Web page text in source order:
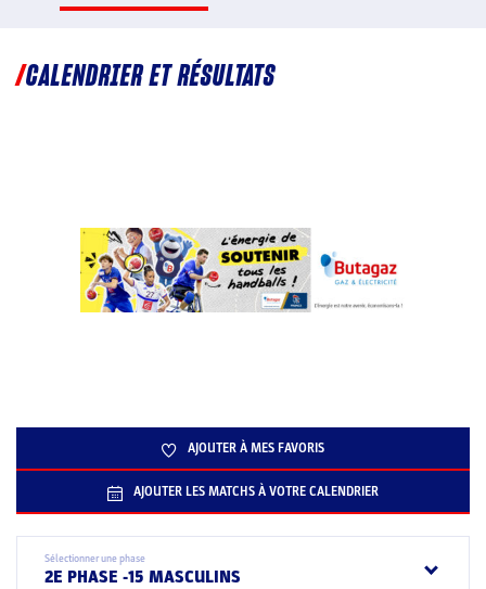
CALENDRIER ET RÉSULTATS
AJOUTER À MES FAVORIS
AJOUTER LES MATCHS À VOTRE CALENDRIER
Sélectionner une phase
2E PHASE -15 MASCULINS